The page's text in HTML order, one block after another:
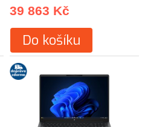
39 863 Kč
Do košíku